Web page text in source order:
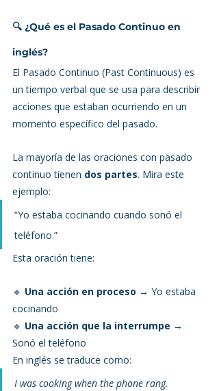
🔍 ¿Qué es el Pasado Continuo en
inglés?
El Pasado Continuo (Past Continuous) es
un tiempo verbal que se usa para describir
acciones que estaban ocurriendo en un
momento específico del pasado.
La mayoría de las oraciones con pasado
continuo tienen dos partes. Mira este
ejemplo:
“Yo estaba cocinando cuando sonó el
teléfono.”
Esta oración tiene:
🔹 Una acción en proceso → Yo estaba
cocinando
🔹 Una acción que la interrumpe →
Sonó el teléfono
En inglés se traduce como:
I was cooking when the phone rang.